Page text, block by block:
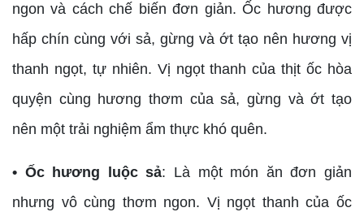
ngon và cách chế biến đơn giản. Ốc hương được
hấp chín cùng với sả, gừng và ớt tạo nên hương vị
thanh ngọt, tự nhiên. Vị ngọt thanh của thịt ốc hòa
quyện cùng hương thơm của sả, gừng và ớt tạo
nên một trải nghiệm ẩm thực khó quên.
• Ốc hương luộc sả: Là một món ăn đơn giản
nhưng vô cùng thơm ngon. Vị ngọt thanh của ốc